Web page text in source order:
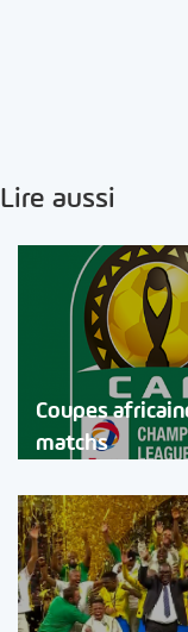
Lire aussi
Coupes
matchs